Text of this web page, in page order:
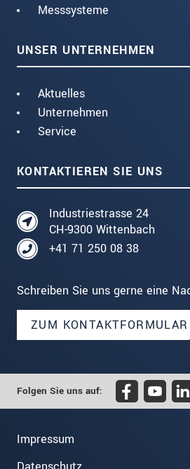
Messsysteme
UNSER UNTERNEHMEN
Aktuelles
Unternehmen
Service
KONTAKTIEREN SIE UNS
Industriestrasse 24
CH-9300 Wittenbach
+41 71 250 08 38
Schreiben Sie uns gerne eine
ZUM KONTAKTFORMULAR
Folgen Sie uns auf:
Impressum